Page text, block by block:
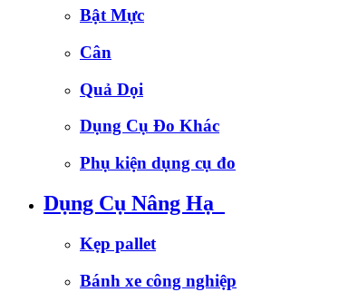
Bật Mực
Cân
Quả Dọi
Dụng Cụ Đo Khác
Phụ kiện dụng cụ đo
Dụng Cụ Nâng Hạ
Kẹp pallet
Bánh xe công nghiệp